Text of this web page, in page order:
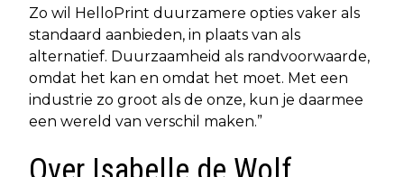
Zo wil HelloPrint duurzamere opties vaker als
standaard aanbieden, in plaats van als
alternatief. Duurzaamheid als randvoorwaarde,
omdat het kan en omdat het moet. Met een
industrie zo groot als de onze, kun je daarmee
een wereld van verschil maken.”